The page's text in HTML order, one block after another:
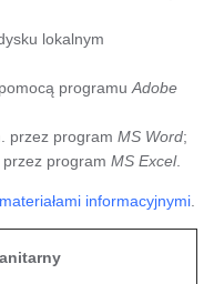
lokalnym
programu Adobe
przez program MS Word;
program MS Excel.
materiałami informacyjnymi